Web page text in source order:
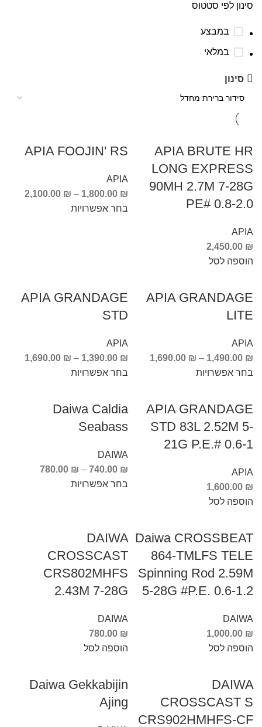
סינון לפי סטטוס
במבצע
במלאי
סינון
APIA BRUTE HR
LONG EXPRESS
90MH 2.7M 7-28G
PE# 0.8-2.0
APIA
2,450.00 ₪
הוספה לסל
APIA FOOJIN' RS
APIA
1,800.00 ₪
–
2,100.00 ₪
בחר אפשרויות
APIA GRANDAGE
LITE
APIA
1,490.00 ₪
–
1,690.00 ₪
בחר אפשרויות
APIA GRANDAGE
STD
APIA
1,390.00 ₪
–
1,690.00 ₪
בחר אפשרויות
APIA GRANDAGE
STD 83L 2.52M 5-
21G P.E.# 0.6-1
APIA
1,600.00 ₪
הוספה לסל
Daiwa Caldia
Seabass
DAIWA
740.00 ₪
–
780.00 ₪
בחר אפשרויות
Daiwa CROSSBEAT
864-TMLFS TELE
Spinning Rod 2.59M
5-28G #P.E. 0.6-1.2
DAIWA
1,000.00 ₪
הוספה לסל
DAIWA
CROSSCAST
CRS802MHFS
2.43M 7-28G
DAIWA
780.00 ₪
הוספה לסל
DAIWA
CROSSCAST S
CRS902HMHFS-CF
Daiwa Gekkabijin
Ajing